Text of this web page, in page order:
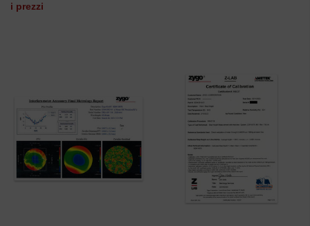
i prezzi